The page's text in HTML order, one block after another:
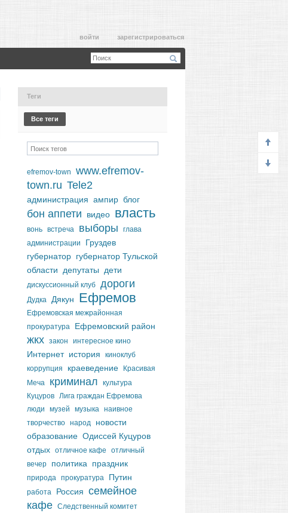
войти зарегистрироваться
Теги
Все теги
efremov-town
www.efremov-
town.ru Tele2
администрация ампир блог
бон аппети видео власть
вонь встреча выборы
глава
администрации
Груздев
губернатор губернатор Тульской
области
депутаты дети
дискуссионный клуб дороги
Дудка Дякун Ефремов
Ефремовская межрайонная
прокуратура
Ефремовский район
жкх закон интересное кино
Интернет история
киноклуб
коррупция
краеведение
Красивая
Меча
криминал
культура
Куцуров Лига граждан Ефремова
люди
музей музыка наивное
творчество народ
новости
образование Одиссей Куцуров
отдых отличное кафе
отличный
вечер
политика праздник
природа прокуратура Путин
работа Россия семейное
кафе Следственный комитет